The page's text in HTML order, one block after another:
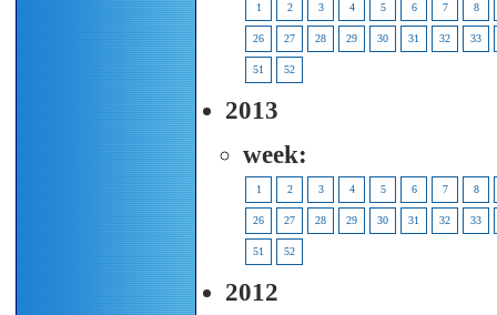
1 2 3 4 5 6 7 8
26 27 28 29 30 31 32 33
51 52
2013
week:
1 2 3 4 5 6 7 8
26 27 28 29 30 31 32 33
51 52
2012